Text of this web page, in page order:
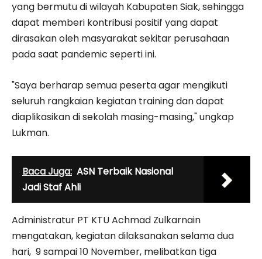
yang bermutu di wilayah Kabupaten Siak, sehingga
dapat memberi kontribusi positif yang dapat
dirasakan oleh masyarakat sekitar perusahaan
pada saat pandemic seperti ini.
"Saya berharap semua peserta agar mengikuti
seluruh rangkaian kegiatan training dan dapat
diaplikasikan di sekolah masing-masing," ungkap
Lukman.
Baca Juga: ASN Terbaik Nasional
Jadi Staf Ahli
Administratur PT KTU Achmad Zulkarnain
mengatakan, kegiatan dilaksanakan selama dua
hari, 9 sampai 10 November, melibatkan tiga